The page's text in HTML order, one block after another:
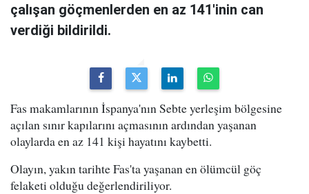
çalışan göçmenlerden en az 141'inin can
verdiği bildirildi.
Fas makamlarının İspanya'nın Sebte yerleşim bölgesine
açılan sınır kapılarını açmasının ardından yaşanan
olaylarda en az 141 kişi hayatını kaybetti.
Olayın, yakın tarihte Fas'ta yaşanan en ölümcül göç
felaketi olduğu değerlendiriliyor.